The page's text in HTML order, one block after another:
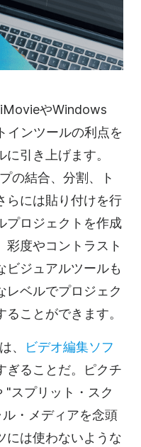
やWindows
インツールの利点を
引き上げます。
の結合、分割、ト
らには貼り付けを行
プロジェクトを作成
彩度やコントラスト
ビジュアルツールも
レベルでプロジェク
ことができます。
、 ビデオ編集ソフ
ぎることだ。ピクチ
"スプリット・スク
・メディアを念頭
には使わないような